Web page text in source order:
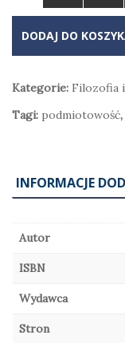
DODAJ DO
Kategorie: Filozofia
Tagi: podmiotowość,
INFORMACJE
Autor
ISBN
Wydawca
Stron